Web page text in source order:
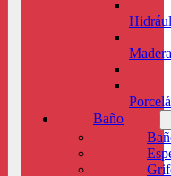
Madera
Baño